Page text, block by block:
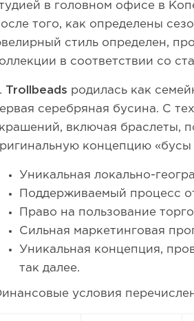
в головном офисе в
того, как определены
стиль определен,
в соответствии со
Trollbeads родилась как
серебряная бусина. С
включая браслеты,
концепцию
Уникальная локально-
Поддерживаемый процесс
Право на пользование
Сильная маркетинговая
Уникальная концепция,
так далее.
условия